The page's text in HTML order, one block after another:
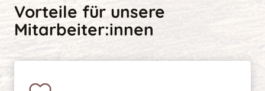
Vorteile für unsere
Mitarbeiter:innen